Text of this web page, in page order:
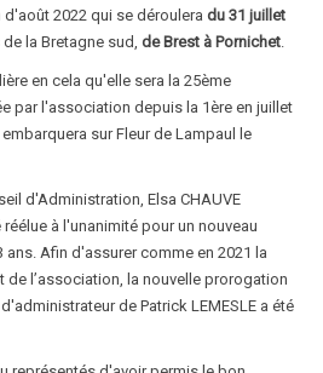
2022 qui se déroulera du 31 juillet
la Bretagne sud, de Brest à Pornichet.
en cela qu'elle sera la 25ème
par l'association depuis la 1ère en juillet
sur Fleur de Lampaul le
d'Administration, Elsa CHAUVE
à l'unanimité pour un nouveau
Afin d'assurer comme en 2021 la
l’association, la nouvelle prorogation
de Patrick LEMESLE a été